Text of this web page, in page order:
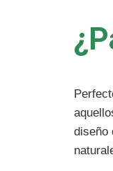
diseño